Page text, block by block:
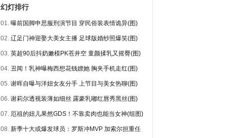
幻灯排行
01. 曝前国脚申思服刑演节目 穿民俗装表情诡异(图)
02. 辽足门神迎娶大美女主播 足球版婚纱照爆笑(图)
03. 英超90后抖奶嫩模PK苍井空 童颜揉乳又摇臀(图)
04. 丑闻！乳神曝梅西想花钱嫖她 胸夹手机走红(图)
05. 谢晖自曝与洋妞女友分手 上节目与美女热聊(图)
06. 谢莉尔透视装薄如细丝 露豪乳嘟红唇秀黑丝(图)
07. 厄祖的妞儿果然GDS！不靠卖肉也能当女神(组图)
08. 新季十大或爆发球员：罗斯冲MVP 加索尔担重任